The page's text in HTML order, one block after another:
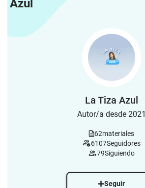
Azul
La Tiza Azul
Autor/a desde 2021
62materiales
6107Seguidores
79Siguiendo
Seguir